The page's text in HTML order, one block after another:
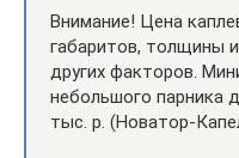
Внимание! Цена
габаритов, толщины
других факторов.
небольшого парника
тыс. р. (Новатор-